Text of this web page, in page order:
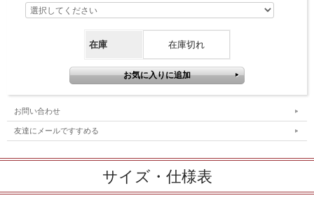
在庫 在庫切れ
お問い合わせ
友達にメールですすめる
サイズ・仕様表